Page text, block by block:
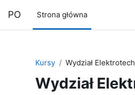
PO Strona główna
Kursy Wydział
Wydział